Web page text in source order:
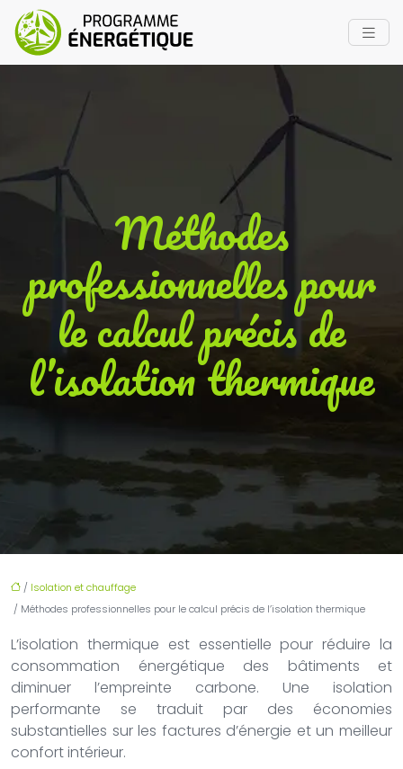
Méthodes
professionnelles pour
le calcul précis de
l’isolation thermique
/ Isolation et chauffage
/ Méthodes professionnelles pour le calcul précis de l’isolation thermique
L’isolation thermique est essentielle pour réduire la
consommation énergétique des bâtiments et
diminuer l’empreinte carbone. Une isolation
performante se traduit par des économies
substantielles sur les factures d’énergie et un meilleur
confort intérieur.